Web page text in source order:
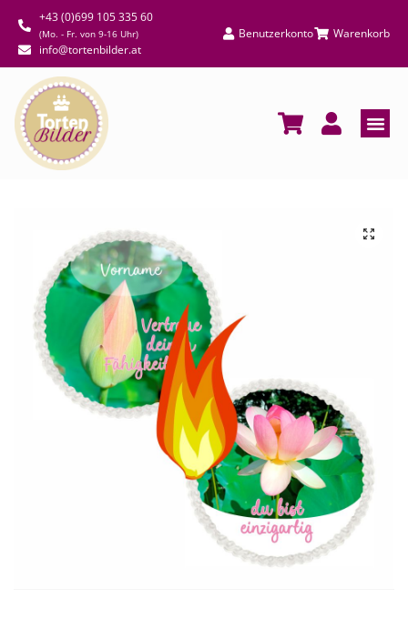
+43 (0)699 105 335 60
(Mo. - Fr. von 9-16 Uhr)
info@tortenbilder.at
Benutzerkonto Warenkorb